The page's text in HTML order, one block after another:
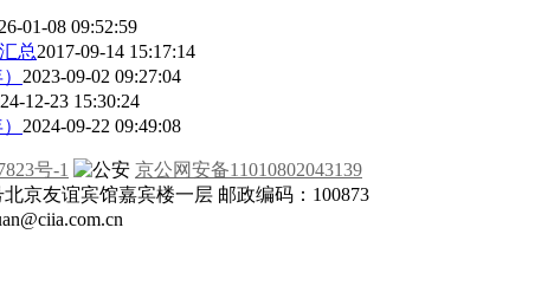
01-08 09:52:59
总2017-09-14 15:17:14
2023-09-02 09:27:04
12-23 15:30:24
2024-09-22 09:49:08
号-1
京公网安备11010802043139
京友谊宾馆嘉宾楼一层 邮政编码：100873